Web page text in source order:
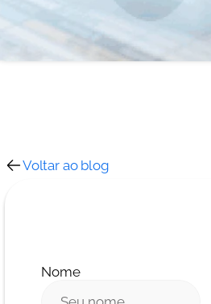
Voltar ao blog
Nome